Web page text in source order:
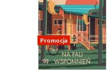
Promocja